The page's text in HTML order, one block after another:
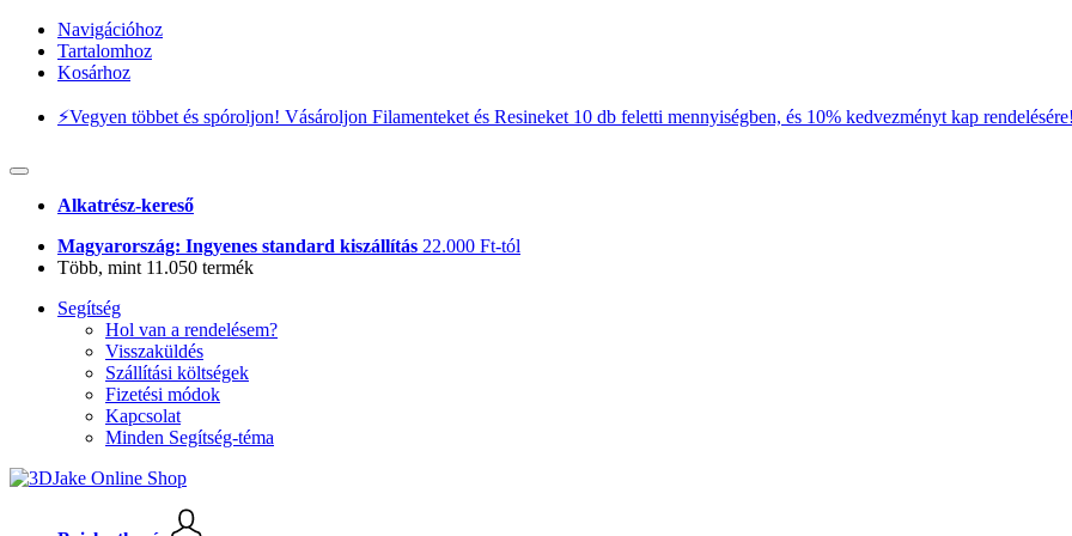
Navigációhoz
Tartalomhoz
Kosárhoz
⚡️Vegyen többet és spóroljon! Vásároljon Filamenteket és Resineket 10 db feletti mennyiségben, és 10% kedvezményt kap
Alkatrész-kereső
Magyarország: Ingyenes standard kiszállítás 22.000 Ft-tól
Több, mint 11.050 termék
Segítség
Hol van a rendelésem?
Visszaküldés
Szállítási költségek
Fizetési módok
Kapcsolat
Minden Segítség-téma